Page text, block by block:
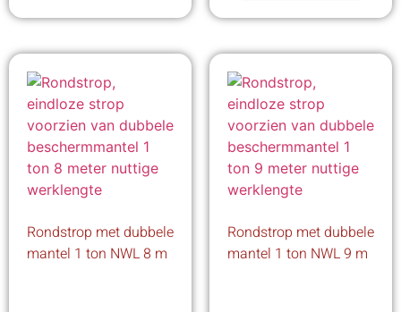
Rondstrop met dubbele
mantel 1 ton NWL 8 m
Rondstrop met dubbele
mantel 1 ton NWL 9 m